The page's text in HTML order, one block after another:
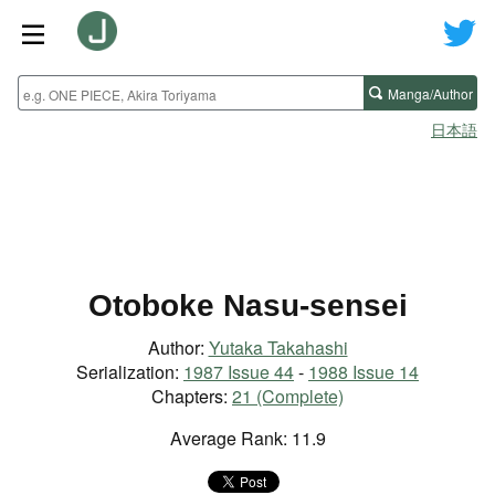
Manga/Author
日本語
Otoboke Nasu-sensei
Author: Yutaka Takahashi
Serialization: 1987 Issue 44- 1988 Issue 14
Chapters: 21 (Complete)
Average Rank: 11.9